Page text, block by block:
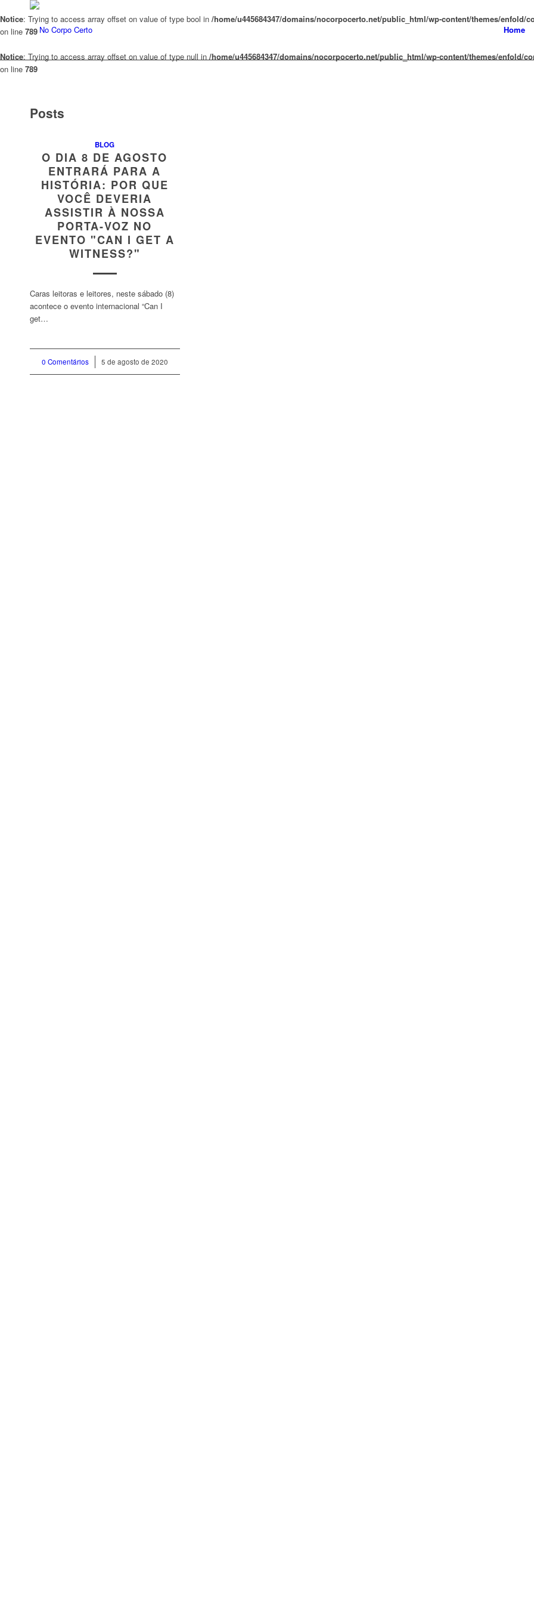
Notice: Trying to access array offset on value of type bool in /home/u445684347/domains/nocorpocerto.net/public_html/wp-content/themes/
on line 789
Notice: Trying to access array offset on value of type null in /home/u445684347/domains/nocorpocerto.net/public_html/wp-content/themes/enfold/
on line 789
Home
Posts
BLOG
O DIA 8 DE AGOSTO
ENTRARÁ PARA A
HISTÓRIA: POR QUE
VOCÊ DEVERIA
ASSISTIR À NOSSA
PORTA-VOZ NO
EVENTO "CAN I GET A
WITNESS?"
Caras leitoras e leitores, neste sábado (8)
acontece o evento internacional “Can I
get…
0 Comentários
/ 5 de agosto de 2020